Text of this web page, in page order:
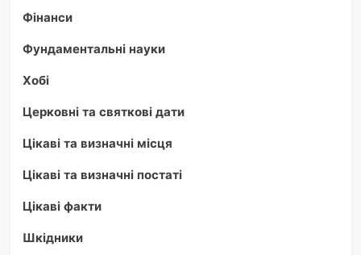
Фінанси
Фундаментальні науки
Хобі
Церковні та святкові дати
Цікаві та визначні місця
Цікаві та визначні постаті
Цікаві факти
Шкідники